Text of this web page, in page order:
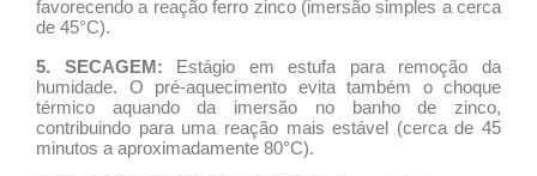
favorecendo a reação ferro zinco (imersão simples a cerca
de 45°C).
5. SECAGEM: Estágio em estufa para remoção da
humidade. O pré-aquecimento evita também o choque
térmico aquando da imersão no banho de zinco,
contribuindo para uma reação mais estável (cerca de 45
minutos a aproximadamente 80°C).